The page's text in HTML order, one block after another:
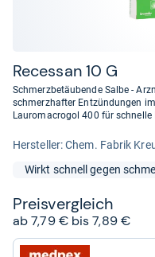
Recessan 10 G
Schmerzbetäubende Salbe -
schmerzhafter Entzündungen
Lauromacrogol 400 für schnelle
Her­stel­ler: Chem. Fabrik
Wirkt schnell gegen
Preis­ver­gleich
ab 7,79 € bis 7,89 €
zum